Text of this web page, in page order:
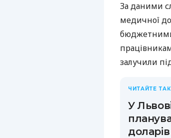
За даними
медичної
залучили
ЧИТАЙТЕ
У